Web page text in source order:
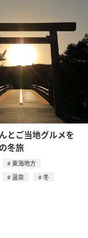
とご当地グルメを
冬旅
東海地方
温泉 冬